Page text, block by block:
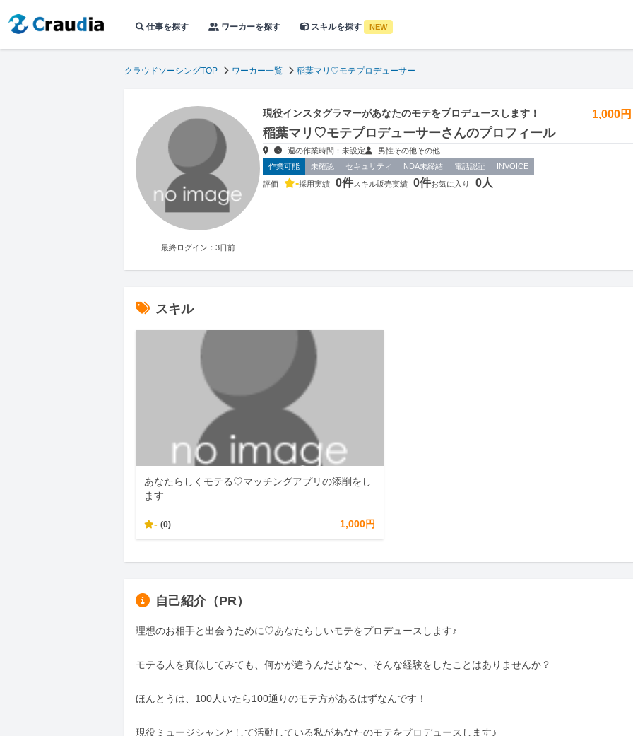
仕事を探す ワーカーを探す スキルを探す NEW
クラウドソーシングTOP ワーカー一覧 稲葉マリ♡モテプロデューサー
最終ログイン：3日前
現役インスタグラマーがあなたのモテをプロデュースします！ 1,000
稲葉マリ♡モテプロデューサーさんのプロフィール
週の作業時間：未設定 男性その他その他
作業可能
未確認 セキュリティ NDA未締結 電話認証 INVOICE
評価 -採用実績 0件スキル販売実績 0件お気に入り 0人
スキル
あなたらしくモテる♡マッチングアプリの添削をし
ます
- (0) 1,000円
自己紹介（PR）
理想のお相手と出会うために♡あなたらしいモテをプロデュースします♪
モテる人を真似してみても、何かが違うんだよな〜、そんな経験をしたことはありませんか？
ほんとうは、100人いたら100通りのモテ方があるはずなんです！
現役ミュージシャンとして活動している私があなたのモテをプロデュースします♪